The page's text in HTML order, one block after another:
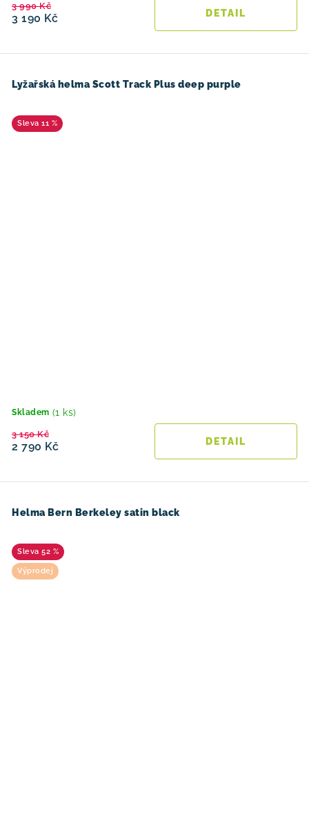
3 190 Kč
3 990 Kč
Lyžařská helma Scott Track Plus deep purple
11 %
Skladem (1 ks)
2 790 Kč
3 150 Kč
Helma Bern Berkeley satin black
52 %
Výprodej